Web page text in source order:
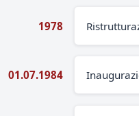
1978
01.07.1984